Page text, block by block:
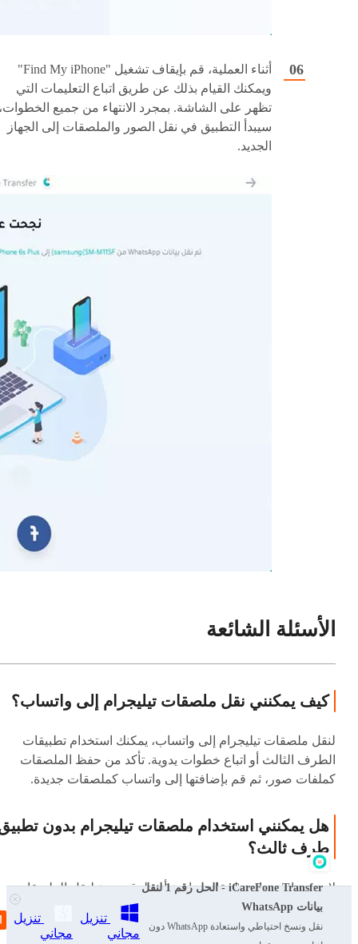
أثناء العملية، قم بإيقاف تشغيل "Find My iPhone"
ويمكنك القيام بذلك عن طريق اتباع التعليمات التي
تظهر على الشاشة. بمجرد الانتهاء من جميع
سيبدأ التطبيق في نقل الصور والملصقات إلى الجهاز
الجديد.
الأسئلة الشائعة
كيف يمكنني نقل ملصقات تيليجرام إلى واتساب؟
لنقل ملصقات تيليجرام إلى واتساب، يمكنك استخدام تطبيقات
الطرف الثالث أو اتباع خطوات يدوية. تأكد من حفظ الملصقات
كملفات صور، ثم قم بإضافتها إلى واتساب كملصقات جديدة.
هل يمكنني استخدام ملصقات تيليجرام بدون
طرف ثالث؟
لا، يجب استخدام تطبيقات خاصة أو طرق يدوية لنقل الملصقات،
حيث لا يدعم واتساب بشكل مباشر نقل الملصقات من تيليجرام.
iCareFone Transfer - الحل رقم 1 لنقل
بيانات WhatsApp
نقل ونسخ احتياطي واستعادة WhatsApp دون
تنزيل
مجاني
تنزيل
مجاني